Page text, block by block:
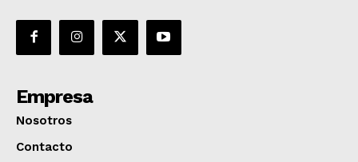
Empresa
Nosotros
Contacto